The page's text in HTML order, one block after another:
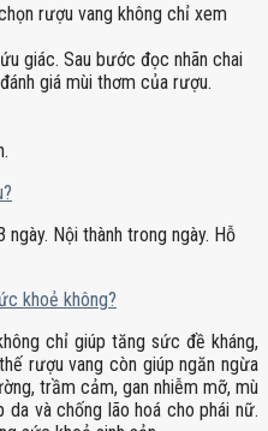
rượu vang không chỉ xem
giác. Sau bước đọc nhãn chai
giá mùi thơm của rượu.
Nội thành trong ngày. Hỗ
khoẻ không?
chỉ giúp tăng sức đề kháng,
rượu vang còn giúp ngăn ngừa
trầm cảm, gan nhiễm mỡ, mù
và chống lão hoá cho phái nữ.